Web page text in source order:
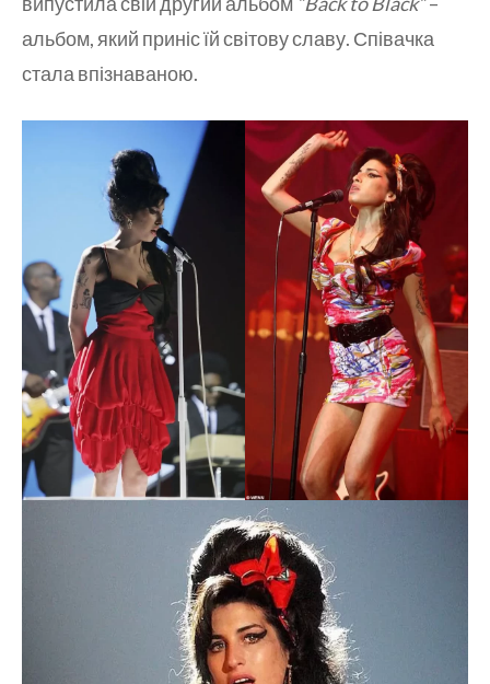
альбом, який приніс їй світову славу. Співачка
стала впізнаваною.